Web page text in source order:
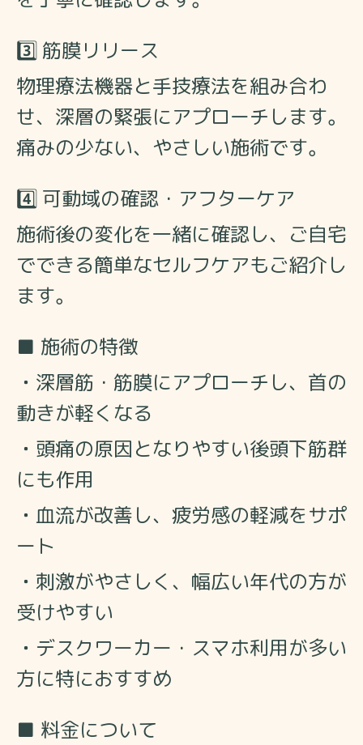
3️⃣ 筋膜リリース
物理療法機器と手技療法を組み合わ
せ、深層の緊張にアプローチします。
痛みの少ない、やさしい施術です。
4️⃣ 可動域の確認・アフターケア
施術後の変化を一緒に確認し、 ご自宅
でできる簡単なセルフケアもご紹介し
ます。
■ 施術の特徴
・ 深層筋・筋膜にアプローチし、首の
動きが軽くなる
・ 頭痛の原因となりやすい後頭下筋群
にも作用
・ 血流が改善し、疲労感の軽減をサポ
ート
・ 刺激がやさしく、幅広い年代の方が
受けやすい
・ デスクワーカー・スマホ利用が多い
方に特におすすめ
■ 料金について